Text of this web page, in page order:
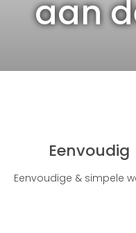
aan
Eenvoudig
Eenvoudige & simpele